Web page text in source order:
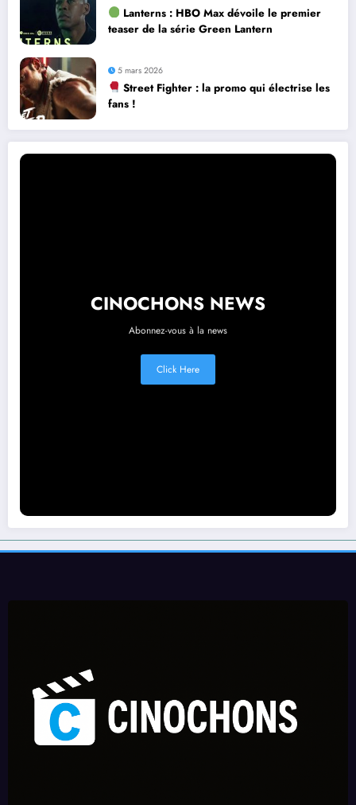
Lanterns : HBO Max dévoile le premier
teaser de la série Green Lantern
5 mars 2026
Street Fighter : la promo qui électrise les
fans !
CINOCHONS NEWS
Abonnez-vous à la news
Click Here